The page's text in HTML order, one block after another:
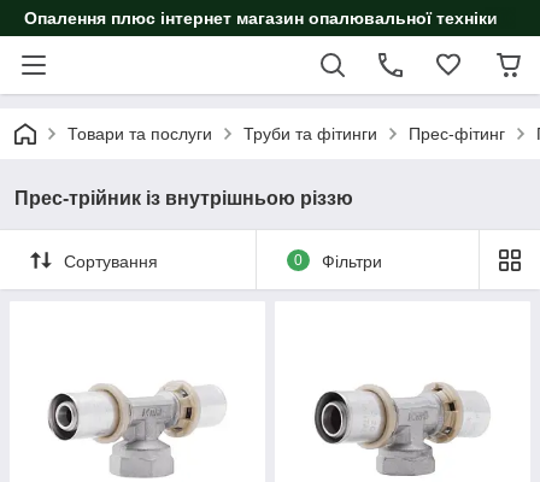
Опалення плюс інтернет магазин опалювальної техніки
Товари та послуги Труби та фітинги Прес-фітинг
Прес-трійник із внутрішньою різзю
Сортування 0 Фільтри